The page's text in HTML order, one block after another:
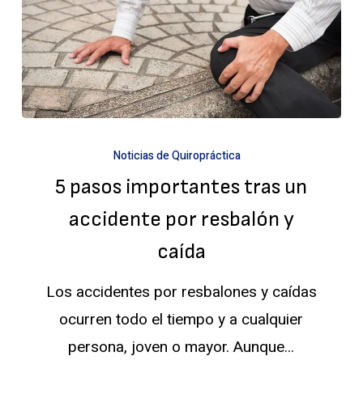
pasos
importantes
tras
un
por
resbalón
y
Noticias de Quiropráctica
5 pasos importantes tras un
accidente por resbalón y
caída
Los accidentes por resbalones y caídas
ocurren todo el tiempo y a cualquier
persona, joven o mayor. Aunque...